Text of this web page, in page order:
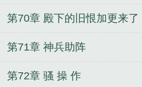
第70章 殿下的旧恨加更来了
第71章 神兵助阵
第72章 骚 操 作